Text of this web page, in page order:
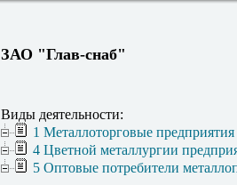
ЗАО "Глав-снаб"
Виды деятельности:
1 Металлоторговые
4 Цветной металлургии
5 Оптовые потребители